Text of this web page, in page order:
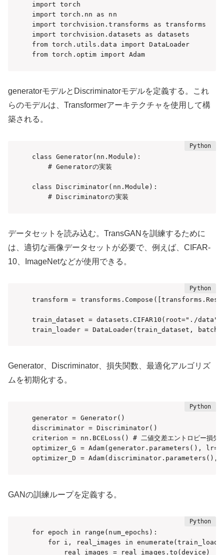
import torch
import torch.nn as nn
import torchvision.transforms as transforms
import torchvision.datasets as datasets
from torch.utils.data import DataLoader
from torch.optim import Adam
generatorモデルとDiscriminatorモデルを定義する。これ
らのモデルは、Transformerアーキテクチャを使用して構
築される。
class Generator(nn.Module):
    # Generatorの実装
class Discriminator(nn.Module):
    # Discriminatorの実装
データセットを読み込む。TransGANを訓練するために
は、適切な画像データセットが必要で、例えば、CIFAR-
10、ImageNetなどが使用できる。
transform =
train_dataset = datasets.CIFAR10(root="./
train_loader = DataLoader(train_dataset,
Generator、Discriminator、損失関数、最適化アルゴリズ
ムを初期化する。
generator = Generator()
discriminator = Discriminator()
criterion = nn.BCELoss() # 二値交差エントロピー損失
optimizer_G = Adam(generator.parameters(),
optimizer_D =
GANの訓練ループを定義する。
for epoch in range(num_epochs):
for i, real_images in
        real_images = real_images.to(device)